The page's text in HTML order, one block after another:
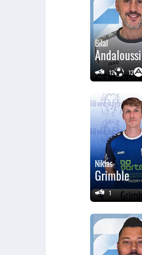
Bilal
Andaloussi
12 12
Niklas
Grimble
1